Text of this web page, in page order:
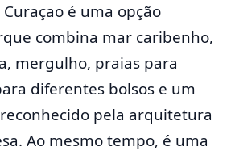
é uma opção
combina mar caribenho,
mergulho, praias para
diferentes bolsos e um
pela arquitetura
Ao mesmo tempo, é uma